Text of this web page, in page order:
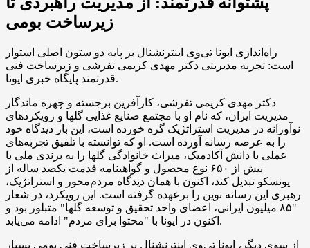
زیرساخت بومی
راه‌اندازی ایونا تی‌وی اینترنشنال بر پایه دو ستون اصلی استوار
است: تجربه مدیریتی دکتر مهدی کریمی تفرشی و زیرساخت فنی
قدرتمند پایگاه خبری ایونا.
دکتر مهدی کریمی تفرشی، کارآفرین برجسته و چهره ماندگار
مدیریت ایران، که نام او با مجتمع صنایع غذایی گلها و رویکردهای
نوآورانه در مدیریت استراتژیک گره خورده است، این بار دیدگاه خود
را به عرصه رسانه آورده است. او که توانسته‌ با تلفیق تجربه‌های
عملی با دانش آکادمیک، میراث خانوادگی گلها را به برندی ملی با
بیش از ۶۵۰ نوع محصول و گواهینامه قدمت یکصد ساله از
یونسکو تبدیل کند، اکنون با همان دیدگاه مردم‌محور و استراتژیک،
رهبری این رسانه نوین را برعهده گرفته است. این رویکرد، در شعار
"۸۵ میلیون ایرانی، اعضای واحد تحقیق و توسعه گلها" متبلور بود و
اکنون در ایونا با "محتوا برای مردم" ادامه می‌یابد.
از سوی دیگر، ایونا تی‌وی اینترنشنال بر زیرساخت فنی بومی بسیار